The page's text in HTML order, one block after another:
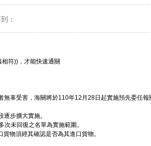
：
符))，才能快速通關
辜受害，海關將於110年12月28日起實施預先委任
步擴大實施。
未回復之名單為實施範圍。
物須經其確認是否為其進口貨物。